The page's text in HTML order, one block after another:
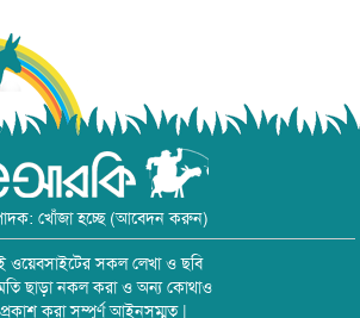
খোঁজা হচ্ছে (আবেদন করুন)
ওয়েবসাইটের সকল লেখা ও ছবি
ছাড়া নকল করা ও অন্য কোথাও
প্রকাশ করা সম্পূর্ণ আইনসম্মত |